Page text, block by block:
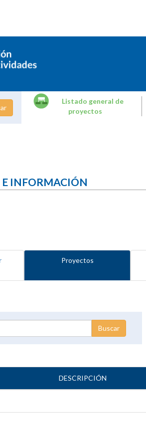
Listado general de
proyectos
INFORMACIÓN
Proyectos
DESCRIPCIÓN